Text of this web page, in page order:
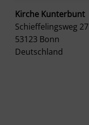
Kirche Kunterbunt
Schieffelingsweg 27
53123 Bonn
Deutschland